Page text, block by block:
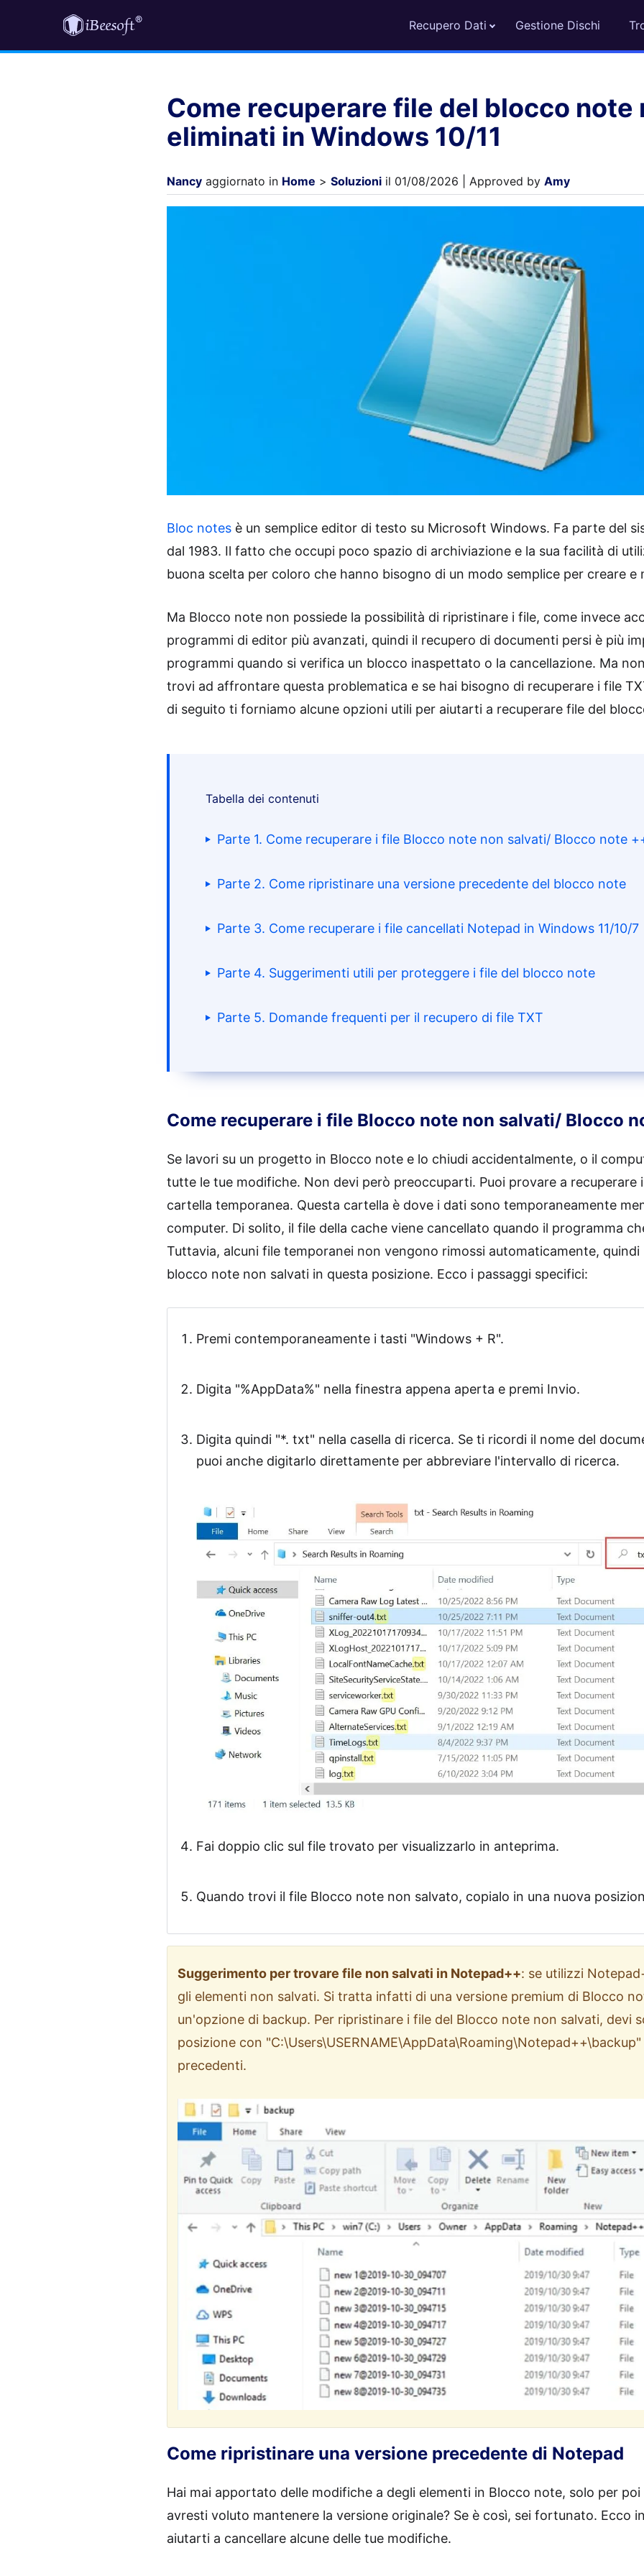
Recupero Dati Gestione Dischi
Come recuperare file del blocco note
eliminati in Windows 10/11
Nancy aggiornato in Home > Soluzioni il 01/08/2026 | Approved by Amy
Bloc notes è un semplice editor di testo su Microsoft Windows. Fa parte del
dal 1983. Il fatto che occupi poco spazio di archiviazione e la sua facilità di
buona scelta per coloro che hanno bisogno di un modo semplice per creare
Ma Blocco note non possiede la possibilità di ripristinare i file, come invece
programmi di editor più avanzati, quindi il recupero di documenti persi è più
programmi quando si verifica un blocco inaspettato o la cancellazione. Ma
trovi ad affrontare questa problematica e se hai bisogno di recuperare i file
di seguito ti forniamo alcune opzioni utili per aiutarti a recuperare file del
Tabella dei contenuti
Parte 1. Come recuperare i file Blocco note non salvati/ Blocco note
Parte 2. Come ripristinare una versione precedente del blocco note
Parte 3. Come recuperare i file cancellati Notepad in Windows 11/10/7
Parte 4. Suggerimenti utili per proteggere i file del blocco note
Parte 5. Domande frequenti per il recupero di file TXT
Come recuperare i file Blocco note non salvati/ Blocco
Se lavori su un progetto in Blocco note e lo chiudi accidentalmente, o il
tutte le tue modifiche. Non devi però preoccuparti. Puoi provare a recuperare
cartella temporanea. Questa cartella è dove i dati sono temporaneamente
computer. Di solito, il file della cache viene cancellato quando il programma
Tuttavia, alcuni file temporanei non vengono rimossi automaticamente,
blocco note non salvati in questa posizione. Ecco i passaggi specifici:
Premi contemporaneamente i tasti "Windows + R".
Digita "%AppData%" nella finestra appena aperta e premi Invio.
Digita quindi "*. txt" nella casella di ricerca. Se ti ricordi il nome del
puoi anche digitarlo direttamente per abbreviare l'intervallo di ricerca.
Fai doppio clic sul file trovato per visualizzarlo in anteprima.
Quando trovi il file Blocco note non salvato, copialo in una nuova
Suggerimento per trovare file non salvati in Notepad++: se utilizzi
gli elementi non salvati. Si tratta infatti di una versione premium di Blocco
un'opzione di backup. Per ripristinare i file del Blocco note non salvati, devi
posizione con
precedenti.
Come ripristinare una versione precedente di Notepad
Hai mai apportato delle modifiche a degli elementi in Blocco note, solo per
avresti voluto mantenere la versione originale? Se è così, sei fortunato. Ecco
aiutarti a cancellare alcune delle tue modifiche.